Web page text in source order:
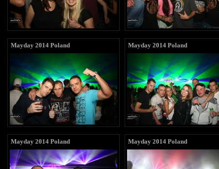
Mayday 2014 Poland Mayday 2014 Poland
Mayday 2014 Poland Mayday 2014 Poland